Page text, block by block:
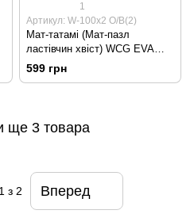
1
Артикул: W-100х2 O/B(2)
Мат-татамі (Мат-пазл
ластівчин хвіст) WCG EVA
100х100х2 cm чорно-
помаранчевий
599 грн
ще 3 товара
1з 2 Вперед